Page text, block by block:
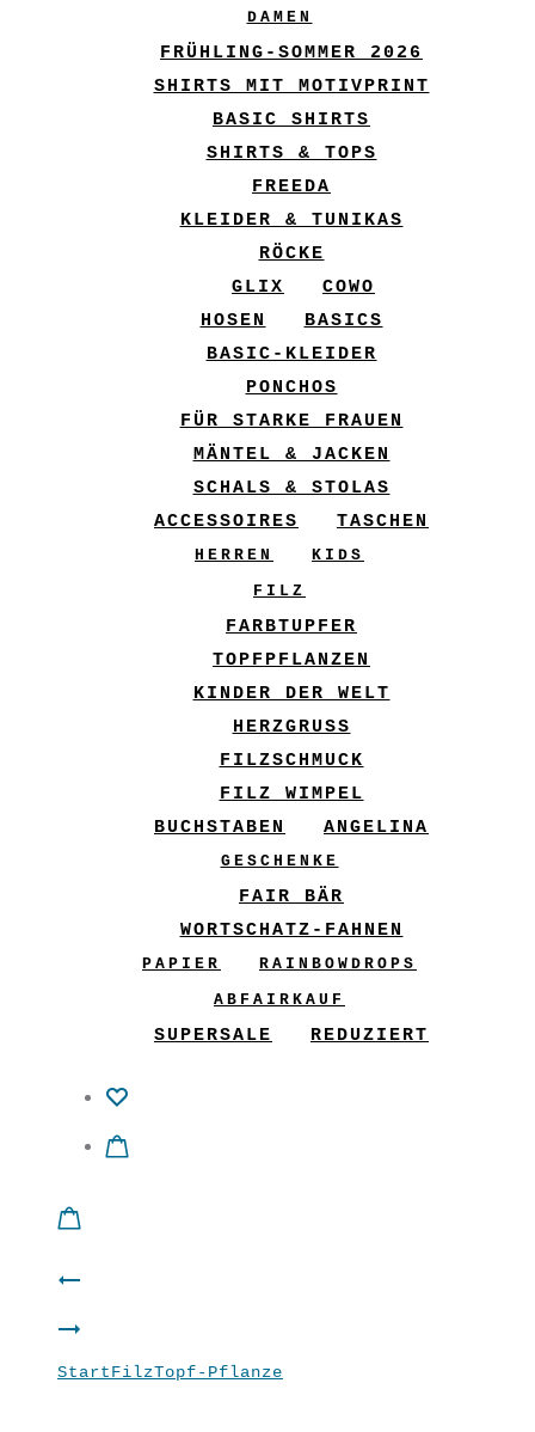
DAMEN
FRÜHLING-SOMMER 2026
SHIRTS MIT MOTIVPRINT
BASIC SHIRTS
SHIRTS & TOPS
FREEDA
KLEIDER & TUNIKAS
RÖCKE
GLIX
COWO
HOSEN
BASICS
BASIC-KLEIDER
PONCHOS
FÜR STARKE FRAUEN
MÄNTEL & JACKEN
SCHALS & STOLAS
ACCESSOIRES
TASCHEN
HERREN
KIDS
FILZ
FARBTUPFER
TOPFPFLANZEN
KINDER DER WELT
HERZGRUSS
FILZSCHMUCK
FILZ WIMPEL
BUCHSTABEN
ANGELINA
GESCHENKE
FAIR BÄR
WORTSCHATZ-FAHNEN
PAPIER
RAINBOWDROPS
ABFAIRKAUF
SUPERSALE REDUZIERT
Product
navigation
Topfpflanze
orange
StartFilzTopf-Pflanze